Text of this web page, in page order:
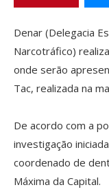
Denar (Delegacia
Narcotráfico)
onde serão
Tac, realizada na
De acordo com a
investigação
coordenado de
Máxima da Capital.